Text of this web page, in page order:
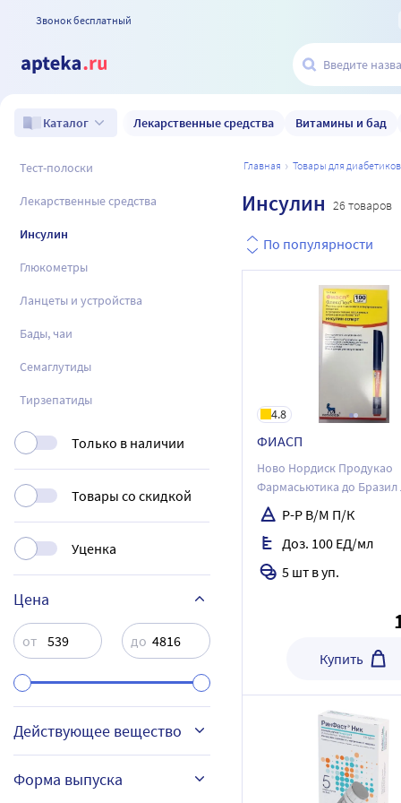
Звонок бесплатный
Каталог Лекарственные средства Витамины и бад
Тест-полоски
Лекарственные средства
Инсулин
Глюкометры
Ланцеты и устройства
Бады, чаи
Семаглутиды
Тирзепатиды
Только в наличии
Товары со скидкой
Уценка
Цена
от до
Действующее вещество
Форма выпуска
главная товары для диабетиков
Инсулин 26 товаров
По популярности
4.8
ФИАСП
Ново Нордиск Продукао
Фармасьютика до Бразил
Ново Нордиск ООО
Р-Р В/М П/К
Доз. 100 ЕД/мл
5 шт в уп.
Купить